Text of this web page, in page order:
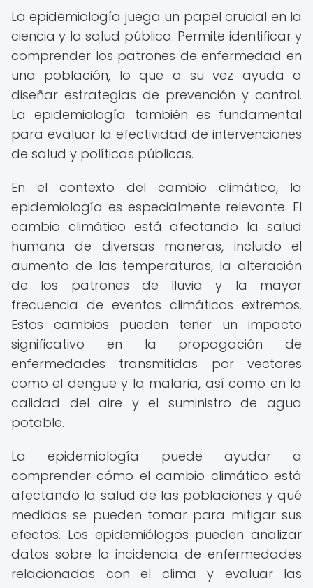
La epidemiología juega un papel crucial en la
ciencia y la salud pública. Permite identificar y
comprender los patrones de enfermedad en
una población, lo que a su vez ayuda a
diseñar estrategias de prevención y control.
La epidemiología también es fundamental
para evaluar la efectividad de intervenciones
de salud y políticas públicas.
En el contexto del cambio climático, la
epidemiología es especialmente relevante. El
cambio climático está afectando la salud
humana de diversas maneras, incluido el
aumento de las temperaturas, la alteración
de los patrones de lluvia y la mayor
frecuencia de eventos climáticos extremos.
Estos cambios pueden tener un impacto
significativo en la propagación de
enfermedades transmitidas por vectores
como el dengue y la malaria, así como en la
calidad del aire y el suministro de agua
potable.
La epidemiología puede ayudar a
comprender cómo el cambio climático está
afectando la salud de las poblaciones y qué
medidas se pueden tomar para mitigar sus
efectos. Los epidemiólogos pueden analizar
datos sobre la incidencia de enfermedades
relacionadas con el clima y evaluar las